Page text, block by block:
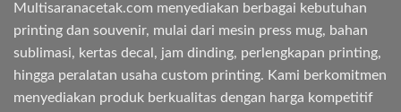
Multisaranacetak.com menyediakan berbagai kebutuhan
printing dan souvenir, mulai dari mesin press mug, bahan
sublimasi, kertas decal, jam dinding, perlengkapan printing,
hingga peralatan usaha custom printing. Kami berkomitmen
menyediakan produk berkualitas dengan harga kompetitif